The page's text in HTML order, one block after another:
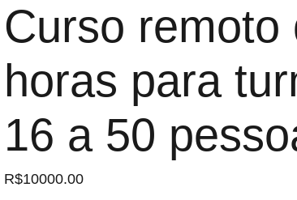
Curso remoto
horas para
16 a 50
R$10000.00